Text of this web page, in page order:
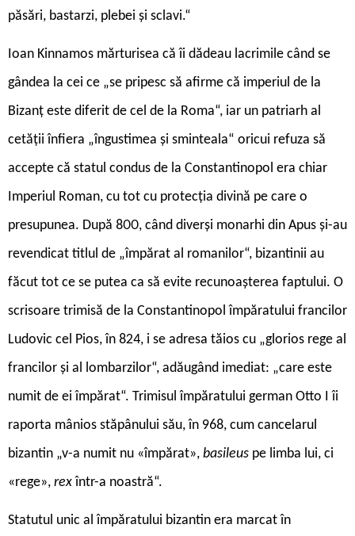
păsări, bastarzi, plebei și sclavi.“
Ioan Kinnamos mărturisea că îi dădeau lacrimile când se
gândea la cei ce „se pripesc să afirme că imperiul de la
Bizanț este diferit de cel de la Roma“, iar un patriarh al
cetății înfiera „îngustimea și sminteala“ oricui refuza să
accepte că statul condus de la Constantinopol era chiar
Imperiul Roman, cu tot cu protecția divină pe care o
presupunea. După 800, când diverși monarhi din Apus și-au
revendicat titlul de „împărat al romanilor“, bizantinii au
făcut tot ce se putea ca să evite recunoașterea faptului. O
scrisoare trimisă de la Constantinopol împăratului francilor
Ludovic cel Pios, în 824, i se adresa tăios cu „glorios rege al
francilor și al lombarzilor“, adăugând imediat: „care este
numit de ei împărat“. Trimisul împăratului german Otto I îi
raporta mânios stăpânului său, în 968, cum cancelarul
bizantin „v-a numit nu «împărat», basileus pe limba lui, ci
«rege», rexîntr-a noastră“.
Statutul unic al împăratului bizantin era marcat în